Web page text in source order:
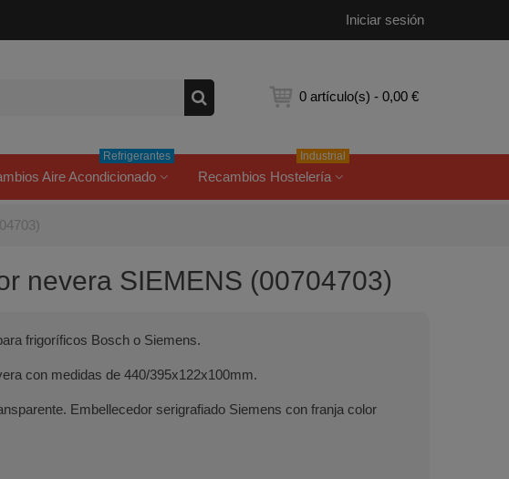
Iniciar sesión
0 artículo(s) - 0,00 €
Aire Acondicionado
Refrigerantes
Recambios Hostelería
Industrial
nevera SIEMENS (00704703)
frigoríficos Bosch o Siemens.
con medidas de 440/395x122x100mm.
Embellecedor serigrafiado Siemens con franja color